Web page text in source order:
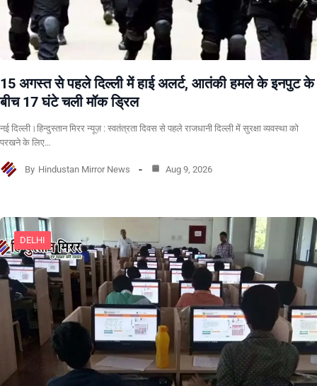
15 अगस्त से पहले दिल्ली में हाई अलर्ट, आतंकी हमले के इनपुट के
बीच 17 घंटे चली मॉक ड्रिल
नई दिल्ली।हिन्दुस्तान मिरर न्यूज़ : स्वतंत्रता दिवस से पहले राजधानी दिल्ली में सुरक्षा व्यवस्था को
परखने के लिए…
By Hindustan Mirror News Aug 9, 2026
DELHI